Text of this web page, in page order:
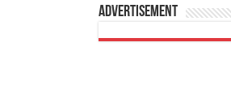
Advertisement